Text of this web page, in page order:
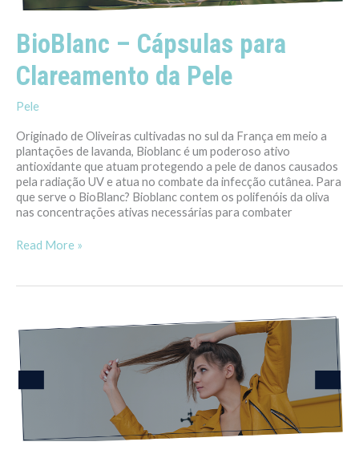
BioBlanc – Cápsulas para
Clareamento da Pele
Pele
Originado de Oliveiras cultivadas no sul da França em meio a
plantações de lavanda, Bioblanc é um poderoso ativo
antioxidante que atuam protegendo a pele de danos causados
pela radiação UV e atua no combate da infecção cutânea. Para
que serve o BioBlanc? Bioblanc contem os polifenóis da oliva
nas concentrações ativas necessárias para combater
Read More »
que
é
a
e
para
que
serve?